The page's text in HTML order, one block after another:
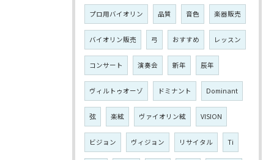
プロ用バイオリン 品質 音色 楽器販売
バイオリン販売 弓 おすすめ レッスン
コンサート 演奏会 新年 辰年
ヴィルトゥオーゾ ドミナント Dominant
弦 楽絃 ヴァイオリン絃 VISION
ビジョン ヴィジョン リサイタル Ti